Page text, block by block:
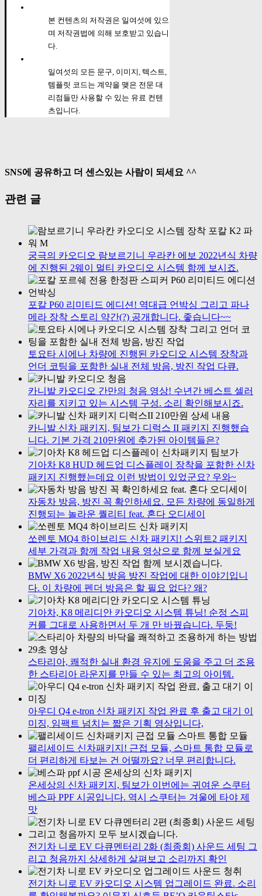
본 컨텐츠의 저작권은 일여섯에 있으
며 저작권법에 의해 보호받고 있습니
다.
일여섯의 모든 문구, 이미지, 텍스트,
템플릿 코드는 계약을 맺은 전문 대
리점들만 사용할 수 있는 유료 컨텐
츠입니다.
SNS에 공유하고 더 센스있는 사람이 되세요 ^^
Facebook
Twitter
LinkedIn
Reddit
Tumblr
Pinterest
Vk
이
관련 글
궁극의 카오디오 람보르기니 우라칸 에보 2022년식 차량
에 진행된 2웨이 멀티 카오디오 시스템 함께 보시죠.
포칼 P60 리미티드 에디션! 역대급 언박싱 그리고 파나
메라 장착 스토리 약간(?) 공개합니다. 좋습니다~~
토요타 시에나 차량에 진행된 카오디오 시스템 장착과
언더 코팅을 포함한 실내 전체 방음, 방진 작업 다큐.
카니발 카오디오 간만의 청음 영상! 수년간 베스트 셀러
자리를 지키고 있는 시스템 구성. 소리 확인해보시죠.
카니발 신차 패키지, 팀보가 디럭스 II 패키지 진행했습
니다. 기본 가격 210만원에 추가된 아이템들은?
기아차 K8 HUD 헤드업 디스플레이 장착을 포함한 신차
패키지 진행했는데요 이런 방법이 있었군요? 우와~
자동차 방음, 방진 꼭 확인하세요. 모든 차량에 동일하게
진행되는 놀라운 퀄리티 feat. 혼다 오디세이
쏘렌토 MQ4 하이브리드 신차 패키지! 스위트2 패키지
세부 가격과 함께 작업 내용 영상으로 함께 보실게요
BMW X6 2022년식 방음 방진 작업에 대한 이야기입니
다. 이 차량에 펜더 방음은 할 필요 없다? 왜?
기아차, K8 메리디안 카오디오 시스템 튜닝! 순정 스피
커를 그대로 사용하면서 두 개 만 바꿨습니다. 두둥!
스타리아, 쾌적한 실내 환경 유지에 도움을 주고 더 조용
한 스타리아 라운지를 만들 수 있는 최고의 아이템.
아우디 Q4 e-tron 신차 패키지 작업 완료 후 출고 대기 이
미징, 임팩트 넘치는 짧은 기획 영상입니다,
팰리세이드 신차패키지! 근접 모듈, 스마트 통합 모듈로
더 편리하게 타보는 건 어떨까요? 너무 편리합니다.
온세상의 신차 패키지, 팀보가 이번에는 귀여운 스쿠터
베스파 PPF 시공입니다. 역시 스쿠터는 겨울에 타야 제
맛
전기차 니로 EV 다큐멘터리 2화 (최종회) 사운드 세팅 그
리고 청음까지 상세하게 살펴보고 소리까지 확인
전기차 니로 EV 카오디오 시스템 업그레이드 완료. 소리